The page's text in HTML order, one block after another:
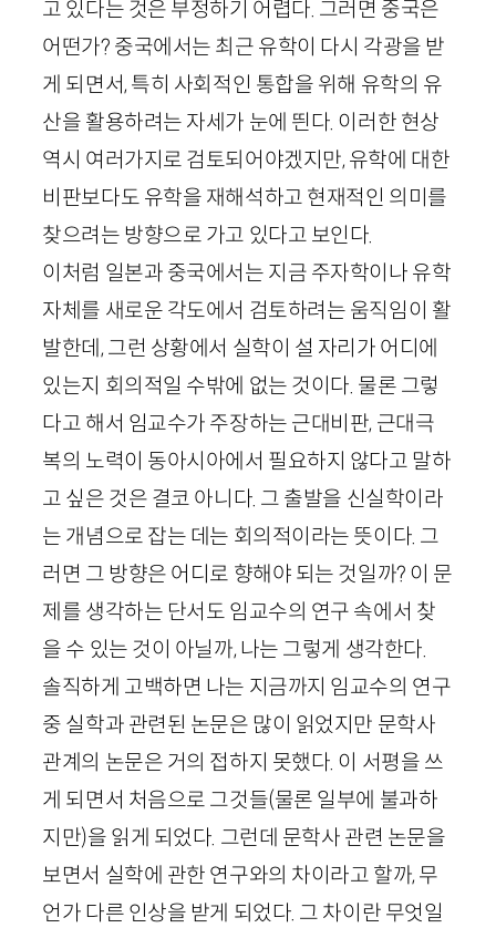
고 있다는 것은 부정하기 어렵다. 그러면 중국은
어떤가? 중국에서는 최근 유학이 다시 각광을 받
게 되면서, 특히 사회적인 통합을 위해 유학의 유
산을 활용하려는 자세가 눈에 띈다. 이러한 현상
역시 여러가지로 검토되어야겠지만, 유학에 대한
비판보다도 유학을 재해석하고 현재적인 의미를
찾으려는 방향으로 가고 있다고 보인다.
이처럼 일본과 중국에서는 지금 주자학이나 유학
자체를 새로운 각도에서 검토하려는 움직임이 활
발한데, 그런 상황에서 실학이 설 자리가 어디에
있는지 회의적일 수밖에 없는 것이다. 물론 그렇
다고 해서 임교수가 주장하는 근대비판, 근대극
복의 노력이 동아시아에서 필요하지 않다고 말하
고 싶은 것은 결코 아니다. 그 출발을 신실학이라
는 개념으로 잡는 데는 회의적이라는 뜻이다. 그
러면 그 방향은 어디로 향해야 되는 것일까? 이 문
제를 생각하는 단서도 임교수의 연구 속에서 찾
을 수 있는 것이 아닐까, 나는 그렇게 생각한다.
솔직하게 고백하면 나는 지금까지 임교수의 연구
중 실학과 관련된 논문은 많이 읽었지만 문학사
관계의 논문은 거의 접하지 못했다. 이 서평을 쓰
게 되면서 처음으로 그것들(물론 일부에 불과하
지만)을 읽게 되었다. 그런데 문학사 관련 논문을
보면서 실학에 관한 연구와의 차이라고 할까, 무
언가 다른 인상을 받게 되었다. 그 차이란 무엇일